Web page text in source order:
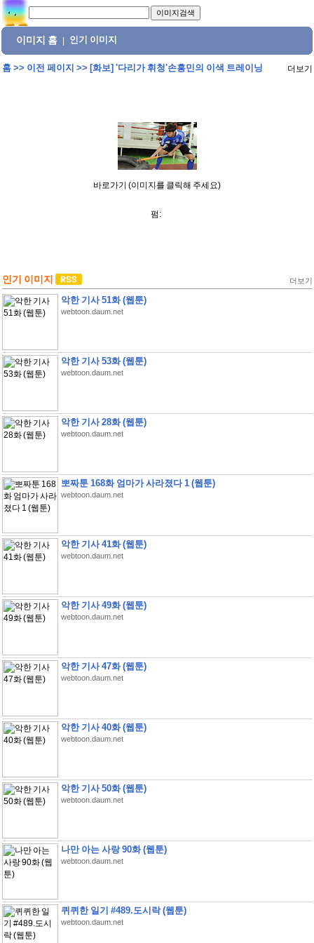
이미지 홈 인기 이미지
홈>> 이전 페이지 >> [화보] '다리가 휘청'손흥민의 이색 트레이닝 더보기
바로가기 (이미지를 클릭해 주세요)
펌:
인기 이미지 더보기
악한 기사 51화 (웹툰)
webtoon.daum.net
악한 기사 53화 (웹툰)
webtoon.daum.net
악한 기사 28화 (웹툰)
webtoon.daum.net
뽀짜툰 168화 엄마가 사라졌다 1 (웹툰)
webtoon.daum.net
악한 기사 41화 (웹툰)
webtoon.daum.net
악한 기사 49화 (웹툰)
webtoon.daum.net
악한 기사 47화 (웹툰)
webtoon.daum.net
악한 기사 40화 (웹툰)
webtoon.daum.net
악한 기사 50화 (웹툰)
webtoon.daum.net
나만 아는 사랑 90화 (웹툰)
webtoon.daum.net
퀴퀴한 일기 #489.도시락 (웹툰)
webtoon.daum.net